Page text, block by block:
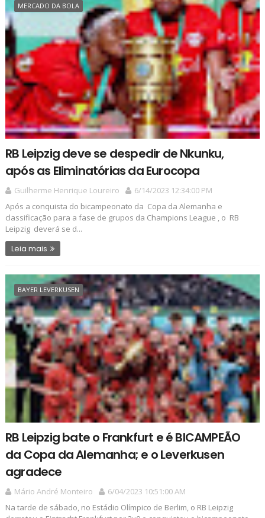
MERCADO DA BOLA
RB Leipzig deve se despedir de Nkunku,
após as Eliminatórias da Eurocopa
Guilherme Henrique Loureiro
6/14/2023 12:34:00 PM
Após a conquista do bicampeonato da Copa da Alemanha e
classificação para a fase de grupos da Champions League , o RB
Leipzig deverá se d...
Leia mais
BAYER LEVERKUSEN
RB Leipzig bate o Frankfurt e é BICAMPEÃO
da Copa da Alemanha; e o Leverkusen
agradece
Mário André Monteiro
6/04/2023 10:51:00 AM
Na tarde de sábado, no Estádio Olímpico de Berlim, o RB Leipzig